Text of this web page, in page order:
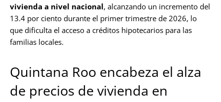
vivienda a nivel nacional, alcanzando un incremento del
13.4 por ciento durante el primer trimestre de 2026, lo
que dificulta el acceso a créditos hipotecarios para las
familias locales.
Quintana Roo encabeza el alza
de precios de vivienda en